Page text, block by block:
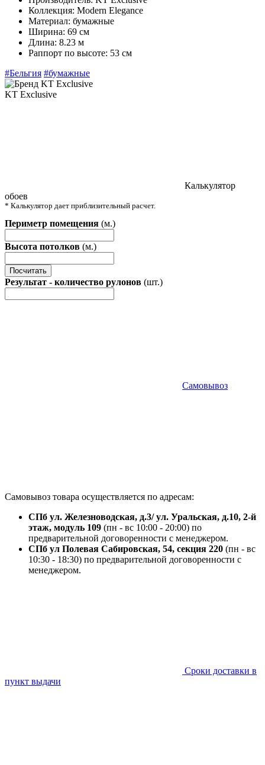
Коллекция: Modern Elegance
Материал: бумажные
Ширина: 69 см
Длина: 8.23 м
Раппорт по высоте: 53 см
#Бельгия #бумажные
KT Exclusive
Калькулятор
обоев
* Калькулятор дает приблизительный расчет.
Периметр помещения (м.)
Высота потолков (м.)
Посчитать
Результат - количество рулонов (шт.)
Самовывоз
Самовывоз товара осуществляется по адресам:
СПб ул. Железноводская, д.3/ ул. Уральская, д.10, 2-й
этаж, модуль 109 (пн - вс 10:00 - 20:00) по
предварительной договоренности с менеджером.
СПб ул Полевая Сабировская, 54, секция 220 (пн - вс
10:30 - 18:30) по предварительной договоренности с
менеджером.
Сроки доставки в
пункт выдачи